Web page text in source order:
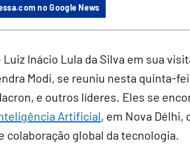
no Google News
Luiz Inácio Lula da Silva em sua
Modi, se reuniu nesta quinta-
e outros líderes. Eles se
Artificial, em Nova Délhi,
colaboração global da tecnologia.